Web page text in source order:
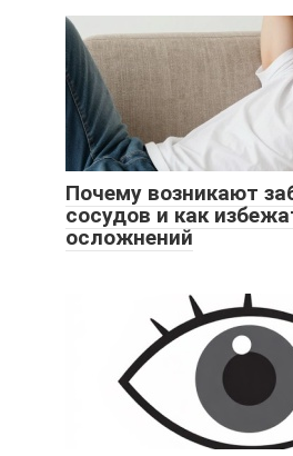
Почему возникают
сосудов и как
осложнений